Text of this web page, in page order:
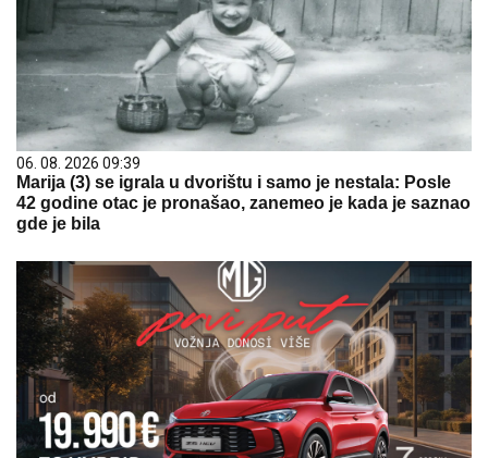
06. 08. 2026 09:39
Marija (3) se igrala u dvorištu i samo je nestala: Posle
42 godine otac je pronašao, zanemeo je kada je saznao
gde je bila